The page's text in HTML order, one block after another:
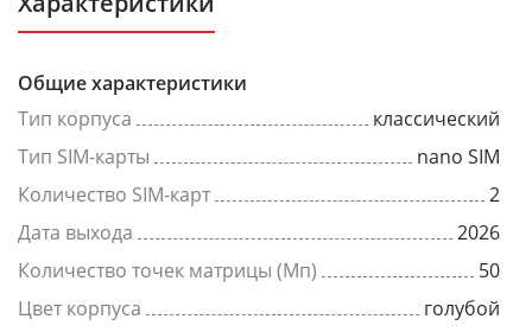
Общие характеристики
Тип корпуса
классический
Тип SIM-карты
nano SIM
Количество SIM-карт
2
Дата выхода
2026
Количество точек матрицы (Мп)
50
Цвет корпуса
голубой